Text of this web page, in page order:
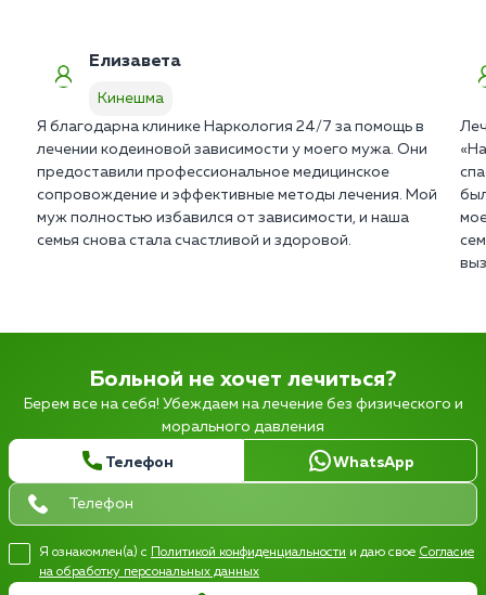
Елизавета
Кинешма
Я благодарна клинике Наркология 24/7 за помощь в
лечении кодеиновой зависимости у моего мужа. Они
предоставили профессиональное медицинское
сопровождение и эффективные методы лечения. Мой
муж полностью избавился от зависимости, и наша
семья снова стала счастливой и здоровой.
Больной не хочет лечиться?
Берем все на себя! Убеждаем на лечение без физического и
морального давления
Телефон WhatsApp
Я ознакомлен(а) с Политикой конфиденциальности и даю свое Согласие
на обработку персональных данных